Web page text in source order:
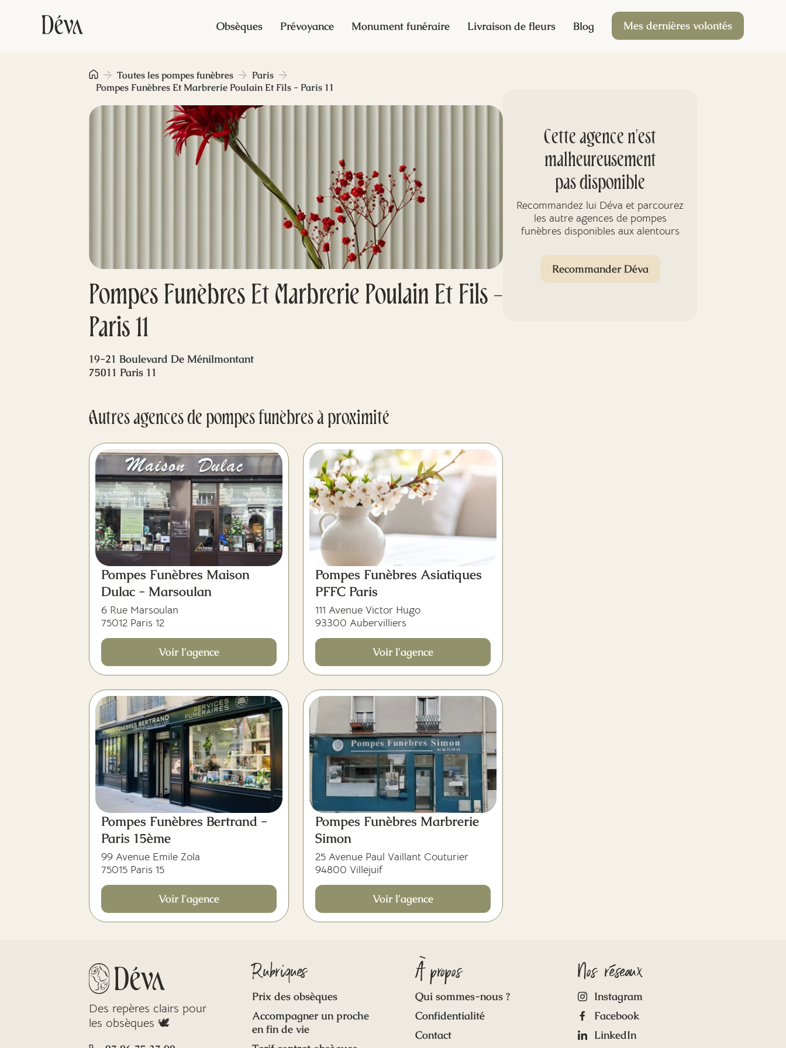
Obsèques Prévoyance Monument funéraire Livraison de fleurs Blog Mes dernières volontés
Pompes Funèbres Et Marbrerie Poulain Et Fils -
Paris 11
Toutes les pompes funèbres
Paris
Pompes Funèbres Et Marbrerie Poulain Et Fils - Paris 11
19-21 Boulevard De Ménilmontant
75011 Paris 11
Autres agences de pompes funèbres à proximité
Pompes Funèbres Maison
Dulac - Marsoulan
6 Rue Marsoulan
75012 Paris 12
Voir l'agence
Pompes Funèbres Asiatiques
PFFC Paris
111 Avenue Victor Hugo
93300 Aubervilliers
Voir l'agence
Pompes Funèbres Bertrand -
Paris 15ème
99 Avenue Emile Zola
75015 Paris 15
Voir l'agence
Pompes Funèbres Marbrerie
Simon
25 Avenue Paul Vaillant Couturier
94800 Villejuif
Voir l'agence
Cette agence n'est
malheureusement
pas disponible
Recommandez lui Déva et parcourez
les autre agences de pompes
funèbres disponibles aux alentours
Recommander Déva
Des repères clairs pour
les obsèques 🕊️
Rubriques
Prix des obsèques
Accompagner un proche
en fin de vie
À propos
Qui sommes-nous ?
Confidentialité
Contact
Nos réseaux
Instagram
Facebook
LinkedIn